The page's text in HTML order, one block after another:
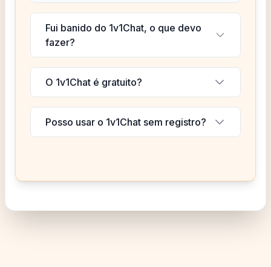
Fui banido do 1v1Chat, o que devo
fazer?
O 1v1Chat é gratuito?
Posso usar o 1v1Chat sem registro?